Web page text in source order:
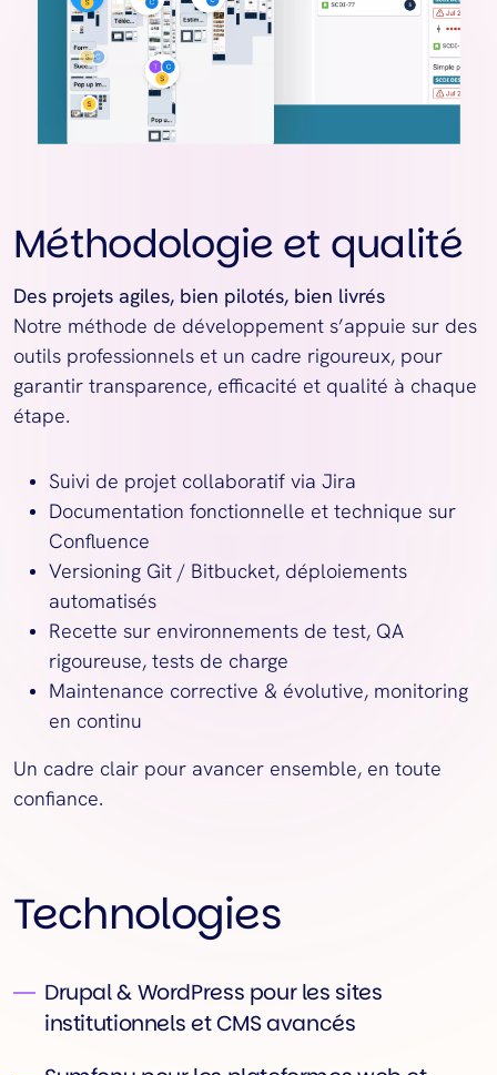
Méthodologie et qualité
Des projets agiles, bien pilotés, bien livrés
Notre méthode de développement s’appuie sur des
outils professionnels et un cadre rigoureux, pour
garantir transparence, efficacité et qualité à chaque
étape.
Suivi de projet collaboratif via Jira
Documentation fonctionnelle et technique sur
Confluence
Versioning Git / Bitbucket, déploiements
automatisés
Recette sur environnements de test, QA
rigoureuse, tests de charge
Maintenance corrective & évolutive, monitoring
en continu
Un cadre clair pour avancer ensemble, en toute
confiance.
Technologies
Drupal & WordPress pour les sites
institutionnels et CMS avancés